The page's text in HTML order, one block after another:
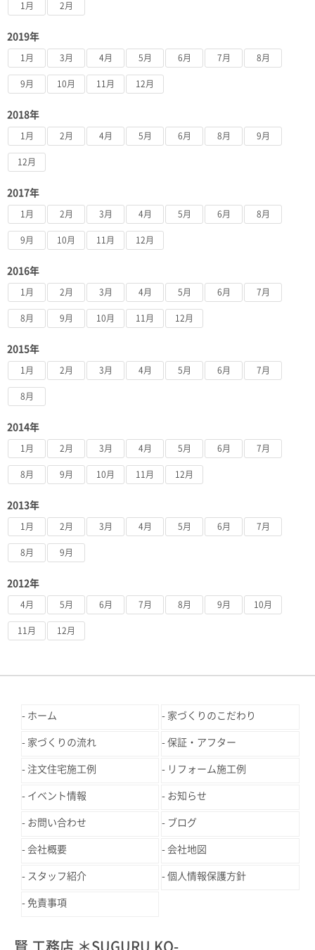
1月 2月
2019年
1月 3月 4月 5月 6月 7月 8月
9月 10月 11月 12月
2018年
1月 2月 4月 5月 6月 8月 9月
12月
2017年
1月 2月 3月 4月 5月 6月 8月
9月 10月 11月 12月
2016年
1月 2月 3月 4月 5月 6月 7月
8月 9月 10月 11月 12月
2015年
1月 2月 3月 4月 5月 6月 7月
8月
2014年
1月 2月 3月 4月 5月 6月 7月
8月 9月 10月 11月 12月
2013年
1月 2月 3月 4月 5月 6月 7月
8月 9月
2012年
4月 5月 6月 7月 8月 9月 10月
11月 12月
ホーム 家づくりのこだわり
家づくりの流れ 保証・アフター
注文住宅施工例 リフォーム施工例
イベント情報 お知らせ
お問い合わせ ブログ
会社概要 会社地図
スタッフ紹介 個人情報保護方針
免責事項
賢 工務店 ＊SUGURU KO-